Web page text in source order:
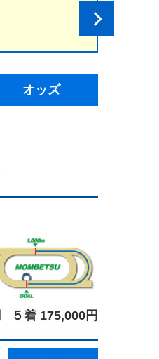
オッズ
５着 175,000円